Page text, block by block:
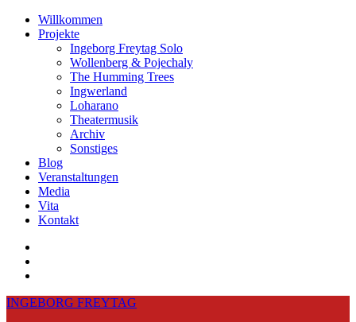
Skip
Willkommen
Projekte
Ingeborg Freytag Solo
Wollenberg & Pojechaly
The Humming Trees
Ingwerland
Loharano
Theatermusik
Archiv
Sonstiges
Blog
Veranstaltungen
Media
Vita
Kontakt
INGEBORG FREYTAG